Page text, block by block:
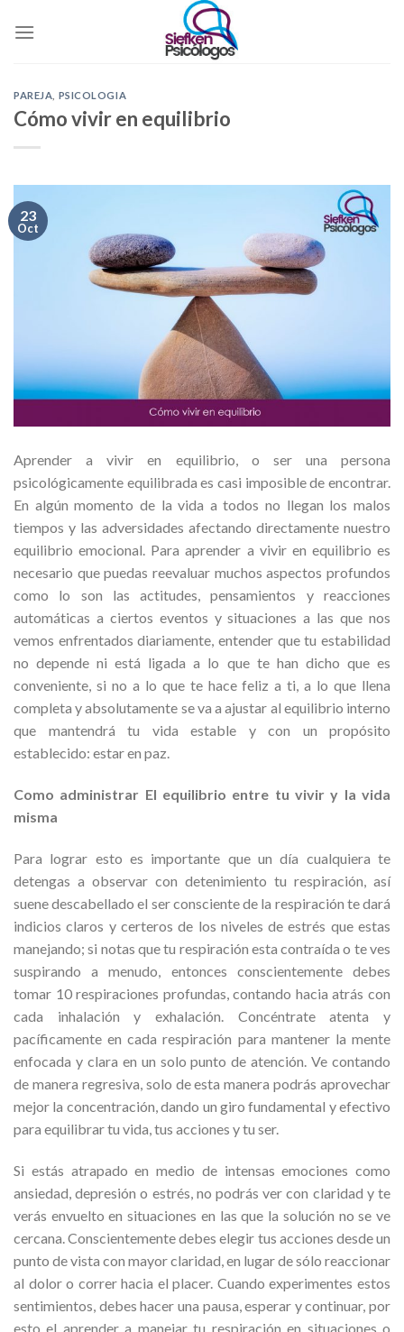
PAREJA PSICOLOGIA
Cómo vivir en equilibrio
23
Oct
Aprender a vivir en equilibrio, o ser una persona
psicológicamente equilibrada es casi imposible de encontrar.
En algún momento de la vida a todos no llegan los malos
tiempos y las adversidades afectando directamente nuestro
equilibrio emocional. Para aprender a vivir en equilibrio es
necesario que puedas reevaluar muchos aspectos profundos
como lo son las actitudes, pensamientos y reacciones
automáticas a ciertos eventos y situaciones a las que nos
vemos enfrentados diariamente, entender que tu estabilidad
no depende ni está ligada a lo que te han dicho que es
conveniente, si no a lo que te hace feliz a ti, a lo que llena
completa y absolutamente se va a ajustar al equilibrio interno
que mantendrá tu vida estable y con un propósito
establecido: estar en paz.
Como administrar El equilibrio entre tu vivir y la vida
misma
Para lograr esto es importante que un día cualquiera te
detengas a observar con detenimiento tu respiración, así
suene descabellado el ser consciente de la respiración te dará
indicios claros y certeros de los niveles de estrés que estas
manejando; si notas que tu respiración esta contraída o te ves
suspirando a menudo, entonces conscientemente debes
tomar 10 respiraciones profundas, contando hacia atrás con
cada inhalación y exhalación. Concéntrate atenta y
pacíficamente en cada respiración para mantener la mente
enfocada y clara en un solo punto de atención. Ve contando
de manera regresiva, solo de esta manera podrás aprovechar
mejor la concentración, dando un giro fundamental y efectivo
para equilibrar tu vida, tus acciones y tu ser.
Si estás atrapado en medio de intensas emociones como
ansiedad, depresión o estrés, no podrás ver con claridad y te
verás envuelto en situaciones en las que la solución no se ve
cercana. Conscientemente debes elegir tus acciones desde un
punto de vista con mayor claridad, en lugar de sólo reaccionar
al dolor o correr hacia el placer. Cuando experimentes estos
sentimientos, debes hacer una pausa, esperar y continuar, por
esto el aprender a manejar tu respiración en situaciones o